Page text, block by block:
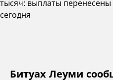
Битуах Леуми